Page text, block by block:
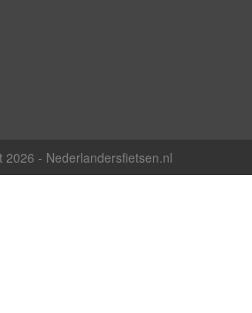
2026 - Nederlandersfietsen.nl